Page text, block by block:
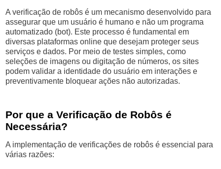
A verificação de robôs é um mecanismo desenvolvido para
assegurar que um usuário é humano e não um programa
automatizado (bot). Este processo é fundamental em
diversas plataformas online que desejam proteger seus
serviços e dados. Por meio de testes simples, como
seleções de imagens ou digitação de números, os sites
podem validar a identidade do usuário em interações e
preventivamente bloquear ações não autorizadas.
Por que a Verificação de Robôs é
Necessária?
A implementação de verificações de robôs é essencial para
várias razões: